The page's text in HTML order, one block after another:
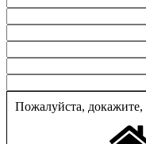
Пожалуйста,